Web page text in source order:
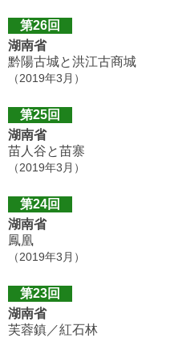
第26回
湖南省
黔陽古城と洪江古商城
（2019年3月）
第25回
湖南省
苗人谷と苗寨
（2019年3月）
第24回
湖南省
鳳凰
（2019年3月）
第23回
湖南省
芙蓉鎮／紅石林